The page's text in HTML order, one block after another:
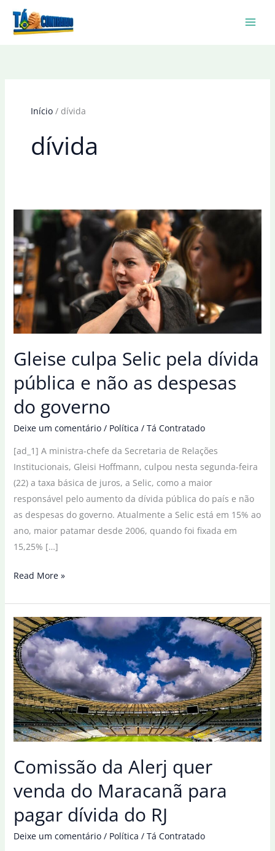
Início dívida
dívida
Gleise culpa Selic pela dívida
pública e não as despesas
do governo
Deixe um comentário / Política / Tá Contratado
[ad_1] A ministra-chefe da Secretaria de Relações
Institucionais, Gleisi Hoffmann, culpou nesta segunda-feira
(22) a taxa básica de juros, a Selic, como a maior
responsável pelo aumento da dívida pública do país e não
as despesas do governo. Atualmente a Selic está em 15% ao
ano, maior patamar desde 2006, quando foi fixada em
15,25% […]
Gleise
Selic
pela
dívida
pública
e
não
as
despesas
do
Read More »
Comissão da Alerj quer
venda do Maracanã para
pagar dívida do RJ
Deixe um comentário / Política / Tá Contratado